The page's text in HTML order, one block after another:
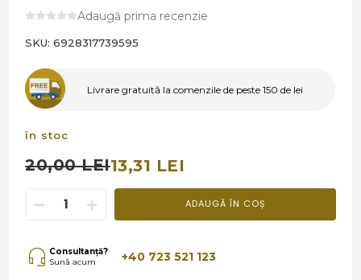
Adaugă prima recenzie
SKU: 6928317739595
Livrare gratuită la comenzile de peste 150 de lei
în stoc
20,00 LEI13,31 LEI
ADAUGĂ ÎN COȘ
Consultanță?
Sună acum
+40 723 521 123